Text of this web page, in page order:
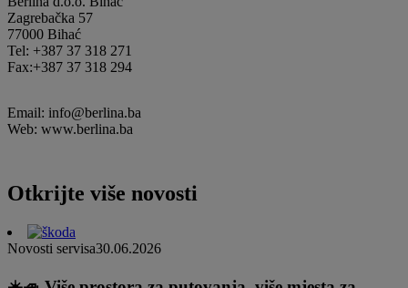
Zagrebačka 57
77000 Bihać
Tel: +387 37 318 271
Fax:+387 37 318 294
Email: info@berlina.ba
Web: www.berlina.ba
Otkrijte više novosti
Novosti servisa30.06.2026